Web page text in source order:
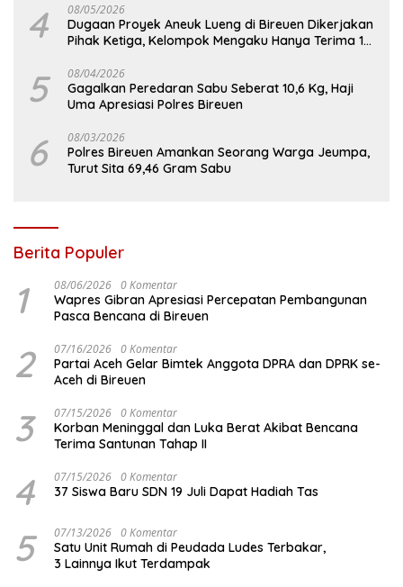
4 08/05/2026
Dugaan Proyek Aneuk Lueng di Bireuen Dikerjakan
Pihak Ketiga, Kelompok Mengaku Hanya Terima 10
5 08/04/2026
Gagalkan Peredaran Sabu Seberat 10,6 Kg, Haji
Uma Apresiasi Polres Bireuen
6 08/03/2026
Polres Bireuen Amankan Seorang Warga Jeumpa,
Turut Sita 69,46 Gram Sabu
Berita Populer
1 08/06/2026 0 Komentar
Wapres Gibran Apresiasi Percepatan Pembangunan
Pasca Bencana di Bireuen
2 07/16/2026 0 Komentar
Partai Aceh Gelar Bimtek Anggota DPRA dan DPRK se-
Aceh di Bireuen
3 07/15/2026 0 Komentar
Korban Meninggal dan Luka Berat Akibat Bencana
Terima Santunan Tahap II
4 07/15/2026 0 Komentar
37 Siswa Baru SDN 19 Juli Dapat Hadiah Tas
5 07/13/2026 0 Komentar
Satu Unit Rumah di Peudada Ludes Terbakar,
3 Lainnya Ikut Terdampak